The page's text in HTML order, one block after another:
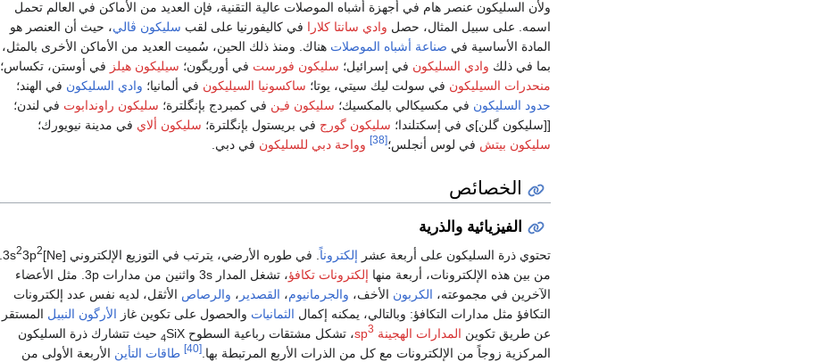
ولأن السليكون عنصر هام في أجهزة أشباه الموصلات عالية التقنية، فإن العديد من الأماكن في العالم تحمل
اسمه. على سبيل المثال، حصل وادي سانتا كلارا في كاليفورنيا على لقب سليكون ڤالي، حيث أن العنصر هو
المادة الأساسية في صناعة أشباه الموصلات هناك. ومنذ ذلك الحين، سُميت العديد من الأماكن الأخرى بالمثل،
بما في ذلك وادي السليكون في إسرائيل؛ سليكون فورست في أوريگون؛ سيليكون هيلز في أوستن، تكساس؛
منحدرات السيليكون في سولت ليك سيتي، يوتا؛ ساكسونيا السيليكون في ألمانيا؛ وادي السليكون في الهند؛
حدود السليكون في مكسيكالي بالمكسيك؛ سليكون فـِن في كمبردج بإنگلترة؛ سليكون راوندابوت في لندن؛
[[سليكون گلن]ي في إسكتلندا؛ سليكون گورج في بريستول بإنگلترة؛ سليكون ألاي في مدينة نيويورك؛
سليكون بيتش في لوس أنجلس؛[38] وواحة دبي للسليكون في دبي.
الخصائص
الفيزيائية والذرية
تحتوي ذرة السليكون على أربعة عشر إلكتروناً . في طوره الأرضي، يترتب في التوزيع الإلكتروني [Ne]3s 23p2
من بين هذه الإلكترونات، أربعة منها إلكترونات تكافؤ
، تشغل المدار 3s واثنين من مدارات 3p. مثل الأعضاء
الآخرين في مجموعته، الكربون الأخف، والجرمانيوم، القصدير ، والرصاص الأثقل، لديه نفس عدد إلكترونات
التكافؤ مثل مدارات التكافؤ: وبالتالي، يمكنه إكمال الثمانيات والحصول على تكوين غاز الأرگون النبيل المستقر
عن طريق تكوين المدارات الهجينة sp 3 ، تشكل مشتقات رباعية السطوح SiX
4 حيث تتشارك ذرة السليكون
المركزية زوجاً من الإلكترونات مع كل من الذرات الأربع المرتبطة بها. [40] طاقات التأين الأربعة الأولى من